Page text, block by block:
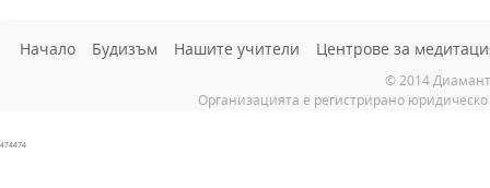
Начало Будизъм Нашите учители Центрове за
© 2014
Организацията е регистрирано
474474